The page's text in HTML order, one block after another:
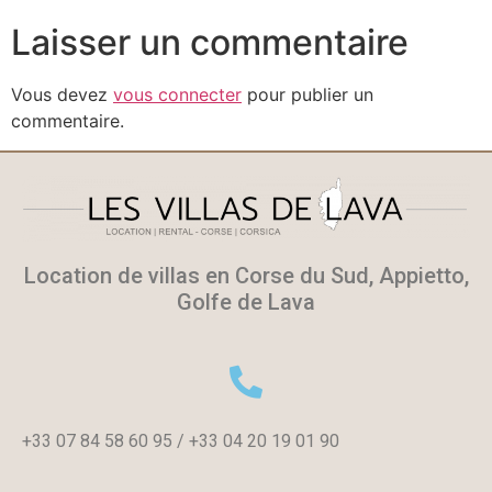
Laisser un commentaire
Vous devez vous connecter pour publier un
commentaire.
Location de villas en Corse du Sud, Appietto,
Golfe de Lava
+33 07 84 58 60 95 / +33 04 20 19 01 90